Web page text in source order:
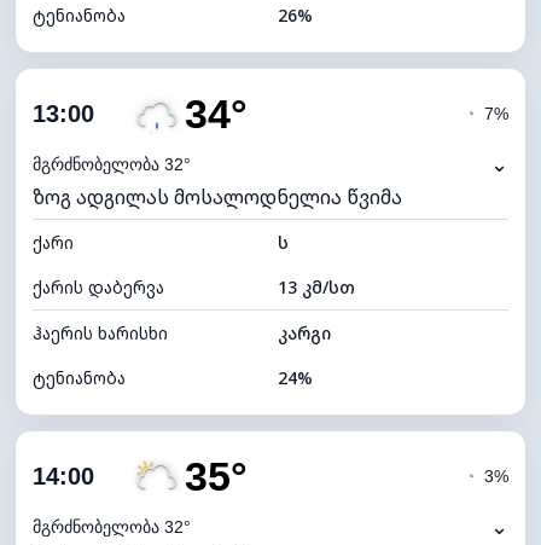
ტენიანობა
26%
ღრუბლიანობა
ნამის წერტილი
ხილვადობა
10 კმ
განათების ინდექსი 7 (ნათელი)
ღრუბლის სიმაღლე 10960 მ
13:00 34°
მგრძნობელობა 32°
◔ 7%
⌄
ზოგ ადგილას მოსალოდნელია წვიმა
ქარი
ს
ქარის დაბერვა
13 კმ/სთ
ჰაერის ხარისხი
კარგი
ტენიანობა
24%
ღრუბლიანობა
ნამის წერტილი
14:00 35°
მგრძნობელობა 32°
◔ 3%
⌄